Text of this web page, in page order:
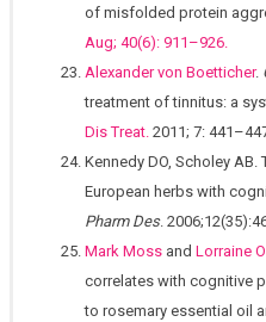
of misfolded protein
Aug; 40(6): 911–926.
Alexander von Boetticher.
treatment of tinnitus: a
Dis Treat. 2011; 7:
Kennedy DO, Scholey
European herbs with
Pharm Des.
Mark Moss and Lorraine
correlates with cognitive
to rosemary essential oil